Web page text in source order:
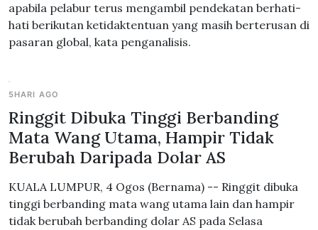
apabila pelabur terus mengambil pendekatan berhati-
hati berikutan ketidaktentuan yang masih berterusan di
pasaran global, kata penganalisis.
5HARI AGO
Ringgit Dibuka Tinggi Berbanding
Mata Wang Utama, Hampir Tidak
Berubah Daripada Dolar AS
KUALA LUMPUR, 4 Ogos (Bernama) -- Ringgit dibuka
tinggi berbanding mata wang utama lain dan hampir
tidak berubah berbanding dolar AS pada Selasa